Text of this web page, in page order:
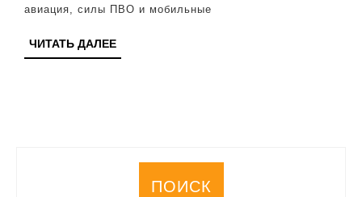
авиация, силы ПВО и мобильные
ЧИТАТЬ ДАЛЕЕЧИТАТЬ
ДАЛЕЕ
ПОИСК